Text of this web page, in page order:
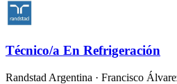
Técnico/a En Refrigeración
Randstad Argentina · Francisco